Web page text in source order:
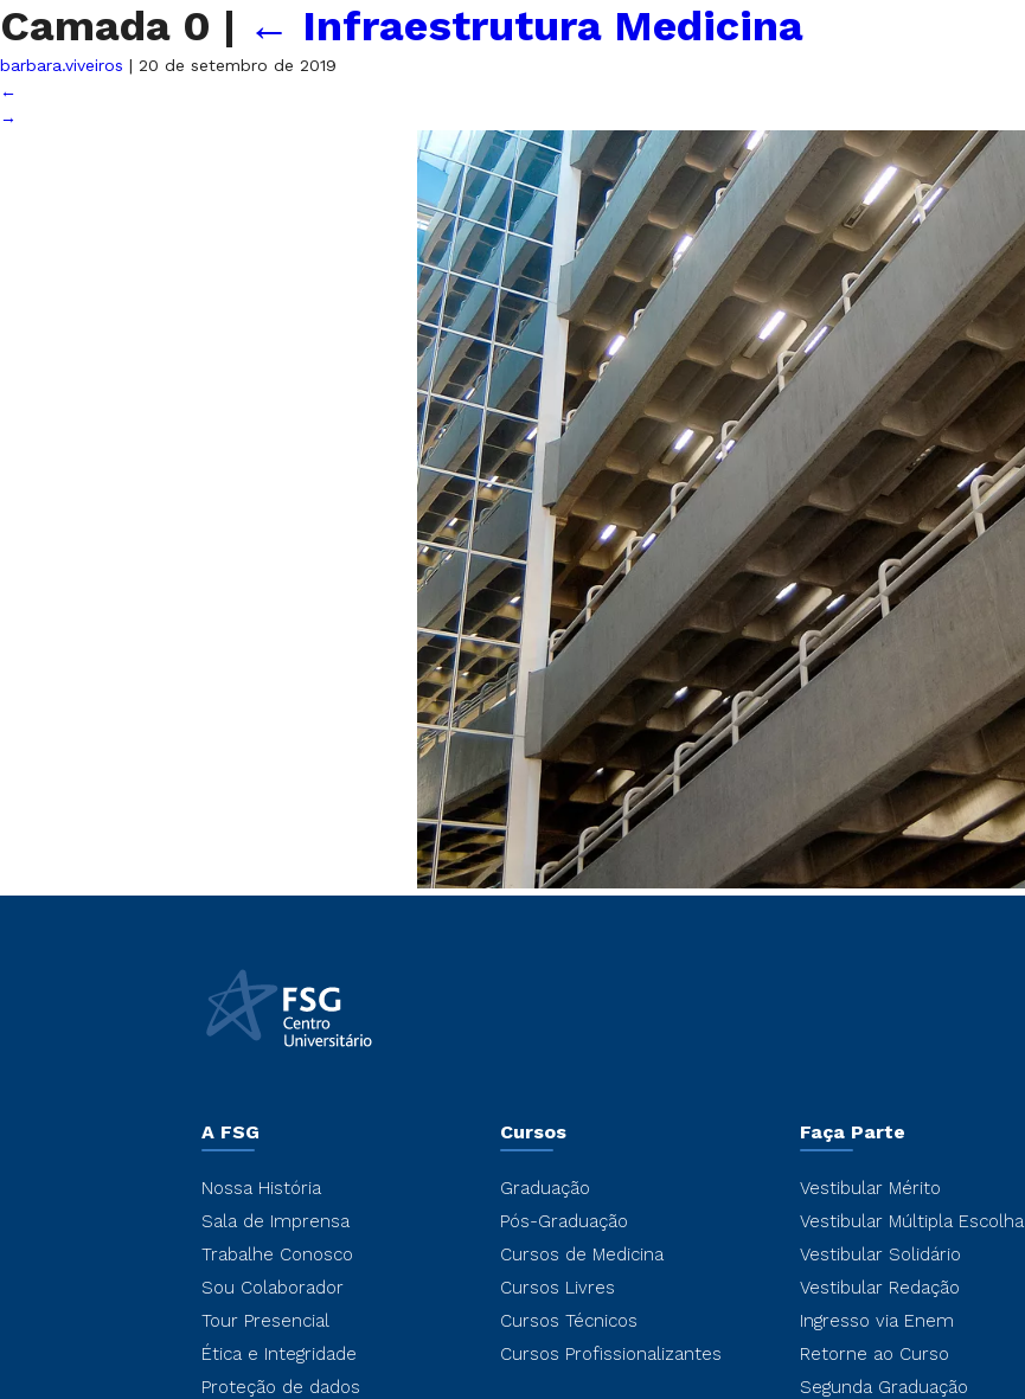
Camada 0 | ← Infraestrutura Medicina
barbara.viveiros | 20 de setembro de 2019
←
→
A FSG
Nossa História
Sala de Imprensa
Trabalhe Conosco
Sou Colaborador
Tour Presencial
Ética e Integridade
Proteção de dados
Cursos
Graduação
Pós-Graduação
Cursos de Medicina
Cursos Livres
Cursos Técnicos
Cursos Profissionalizantes
Faça Parte
Vestibular Mérito
Vestibular Múltipla Escolha
Vestibular Solidário
Vestibular Redação
Ingresso via Enem
Retorne ao Curso
Segunda Graduação